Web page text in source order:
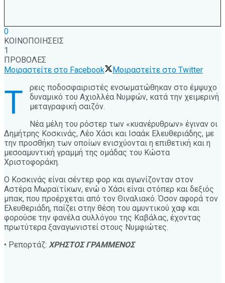
0
ΚΟΙΝΟΠΟΙΗΣΕΙΣ
1
ΠΡΟΒΟΛΕΣ
Μοιραστείτε στο Facebook
Μοιραστείτε στο Twitter
Τ
ρεις ποδοσφαιριστές ενσωματώθηκαν στο έμψυχο
δυναμικό του Αχιολλέα Νυμφών, κατά την χειμερινή
μεταγραφική σαιζόν.
Νέα μέλη του ρόστερ των «κυανέρυθρων» έγιναν οι
Δημήτρης Κοσκινάς, Λέο Χάσι και Ισαάκ Ελευθεριάδης, με
την προσθήκη των οποίων ενισχύονται η επιθετική και η
μεσοαμυντική γραμμή της ομάδας του Κώστα
Χριστοφοράκη.
Ο Κοσκινάς είναι σέντερ φορ και αγωνίζονταν στον
Αστέρα Μωραϊτίκων, ενώ ο Χάσι είναι στόπερ και δεξιός
μπακ, που προέρχεται από τον Θιναλιακό. Όσον αφορά τον
Ελευθεριάδη, παίζει στην θέση του αμυντικού χαφ και
φορούσε την φανέλα συλλόγου της Καβάλας, έχοντας
πρωτύτερα ξαναγωνιστεί στους Νυμφιώτες.
• Ρεπορτάζ: ΧΡΗΣΤΟΣ ΓΡΑΜΜΕΝΟΣ